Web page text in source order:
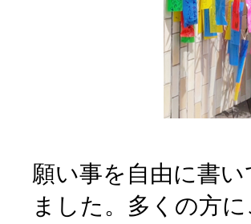
願い事を自由に書
ました。多くの方